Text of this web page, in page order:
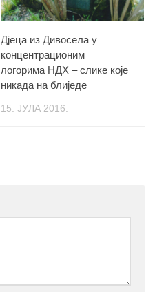
Дјеца из Дивосела у
концентрационим
логорима НДХ – слике које
никада на блиједе
15. ЈУЛА 2016.